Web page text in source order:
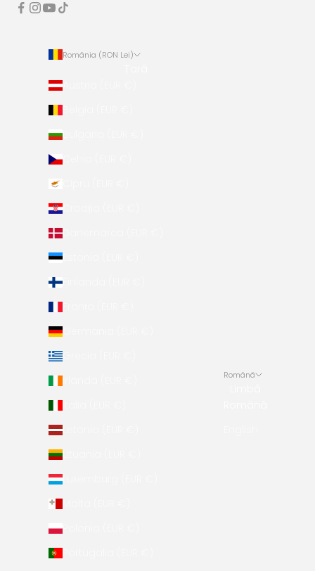
România (RON Lei)
Austria (EUR €)
Belgia (EUR €)
Bulgaria (EUR €)
Cehia (EUR €)
Croația (EUR €)
Danemarca (EUR €)
Estonia (EUR €)
Finlanda (EUR €)
Franța (EUR €)
Germania (EUR €)
Grecia (EUR €)
Irlanda (EUR €)
Italia (EUR €)
Letonia (EUR €)
Lituania (EUR €)
Luxemburg (EUR €)
Malta (EUR €)
Polonia (EUR €)
Portugalia (EUR €)
Română